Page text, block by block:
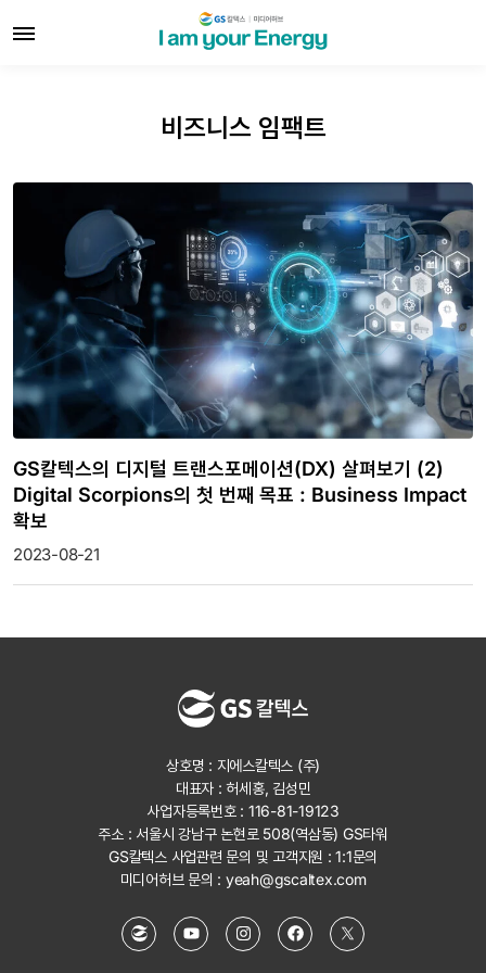
비즈니스 임팩트
GS칼텍스의 디지털 트랜스포메이션(DX) 살펴보기 (2)
Digital Scorpions의 첫 번째 목표 : Business Impact
확보
2023-08-21
상호명 : 지에스칼텍스 (주)
대표자 : 허세홍, 김성민
사업자등록번호 : 116-81-19123
주소 : 서울시 강남구 논현로 508(역삼동) GS타워
GS칼텍스 사업관련 문의 및 고객지원 :1:1문의
미디어허브 문의 : yeah@gscaltex.com